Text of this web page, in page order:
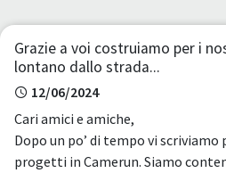
Grazie a voi costruiamo per i
lontano dallo strada...
12/06/2024
Cari amici e amiche,
Dopo un po’ di tempo vi
progetti in Camerun. Siamo